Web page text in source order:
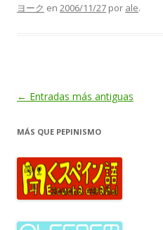
ヨーク en 2006/11/27 por ale.
Navegación
entradas
← Entradas más antiguas
MÁS QUE PEPINISMO